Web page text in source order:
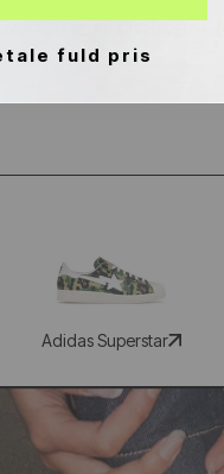
Adidas Superstar
fuld pris